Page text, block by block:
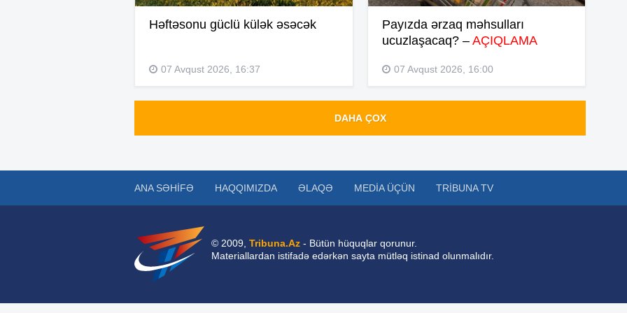
Həftəsonu güclü külək əsəcək
07 Avqust 2026, 16:37
Payızda ərzaq məhsulları
ucuzlaşacaq? – AÇIQLAMA
07 Avqust 2026, 16:00
DAHA ÇOX
ANA SƏHIFƏ HAQQIMIZDA ƏLAQƏ MEDIA ÜÇÜN TRIBUNA TV
© 2009, Tribuna.Az - Bütün hüquqlar qorunur.
Materiallardan istifadə edərkən sayta mütləq istinad olunmalıdır.